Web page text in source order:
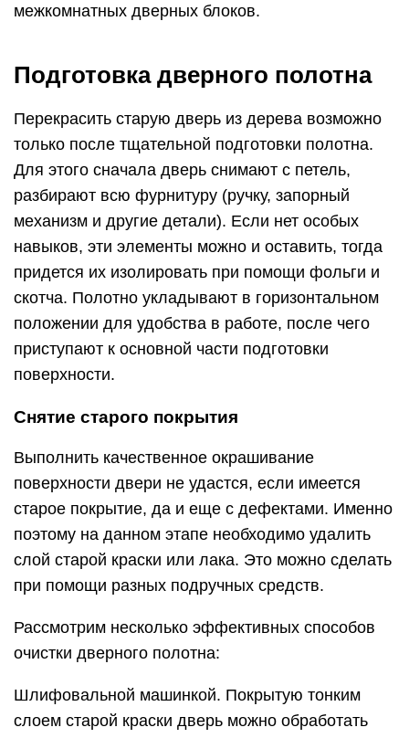
межкомнатных дверных блоков.
Подготовка дверного полотна
Перекрасить старую дверь из дерева возможно
только после тщательной подготовки полотна.
Для этого сначала дверь снимают с петель,
разбирают всю фурнитуру (ручку, запорный
механизм и другие детали). Если нет особых
навыков, эти элементы можно и оставить, тогда
придется их изолировать при помощи фольги и
скотча. Полотно укладывают в горизонтальном
положении для удобства в работе, после чего
приступают к основной части подготовки
поверхности.
Снятие старого покрытия
Выполнить качественное окрашивание
поверхности двери не удастся, если имеется
старое покрытие, да и еще с дефектами. Именно
поэтому на данном этапе необходимо удалить
слой старой краски или лака. Это можно сделать
при помощи разных подручных средств.
Рассмотрим несколько эффективных способов
очистки дверного полотна:
Шлифовальной машинкой. Покрытую тонким
слоем старой краски дверь можно обработать